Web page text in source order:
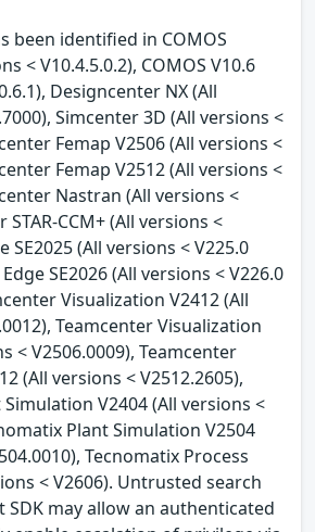
been identified in COMOS
< V10.4.5.0.2), COMOS V10.6
Designcenter NX (All
Simcenter 3D (All versions <
Femap V2506 (All versions <
Femap V2512 (All versions <
Nastran (All versions <
STAR-CCM+ (All versions <
SE2025 (All versions < V225.0
SE2026 (All versions < V226.0
Visualization V2412 (All
Teamcenter Visualization
< V2506.0009), Teamcenter
(All versions < V2512.2605),
V2404 (All versions <
Plant Simulation V2504
Tecnomatix Process
< V2606). Untrusted search
SDK may allow an authenticated